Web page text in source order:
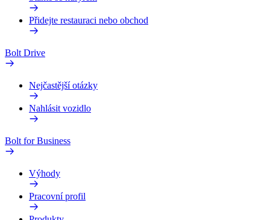
Přidejte restauraci nebo obchod
Bolt Drive
Nejčastější otázky
Nahlásit vozidlo
Bolt for Business
Výhody
Pracovní profil